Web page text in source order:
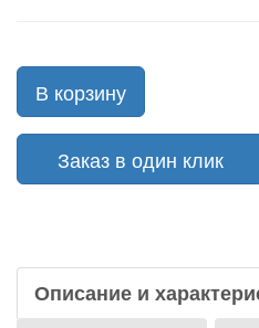
В корзину
Заказ в один клик
Описание и